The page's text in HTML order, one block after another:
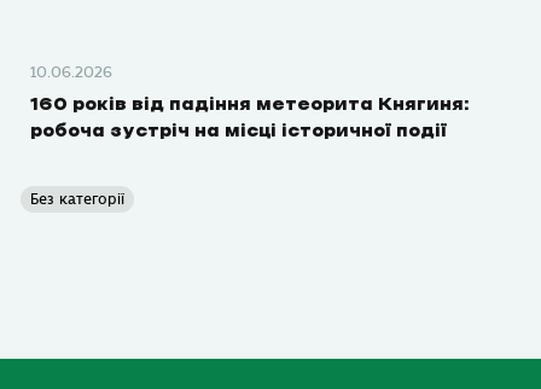
10.06.2026
160 років від падіння метеорита Княгиня:
робоча зустріч на місці історичної події
Без категорії